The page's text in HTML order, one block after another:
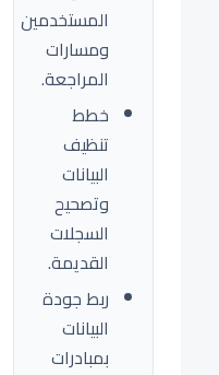
المستخدمين
ومسارات
المراجعة.
خطط
تنظيف
البيانات
وتصحيح
السجلات
القديمة.
ربط جودة
البيانات
بمبادرات